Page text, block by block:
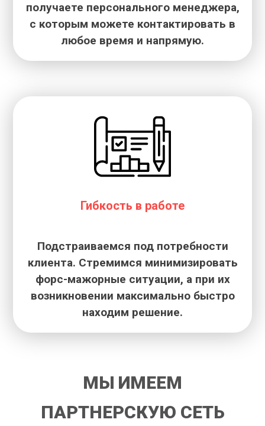
получаете персонального менеджера,
с которым можете контактировать в
любое время и напрямую.
Гибкость в работе
Подстраиваемся под потребности
клиента. Стремимся минимизировать
форс-мажорные ситуации, а при их
возникновении максимально быстро
находим решение.
МЫ ИМЕЕМ
ПАРТНЕРСКУЮ СЕТЬ